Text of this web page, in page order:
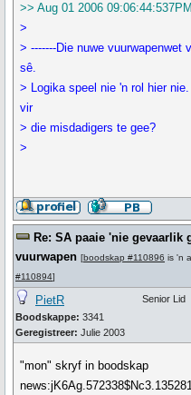
>> Aug 01 2006
>
> -------Die nuwe
sê.
> Logika speel nie 'n rol hier
vir
> die misdadigers te gee?
>
Re: SA paaie 'nie gevaarlik
vuurwapen [boodskap #110896 is 'n
#110894]
PietR
Boodskappe: 3341
Geregistreer: Julie 2003
Senior Lid
"mon" skryf in boodskap